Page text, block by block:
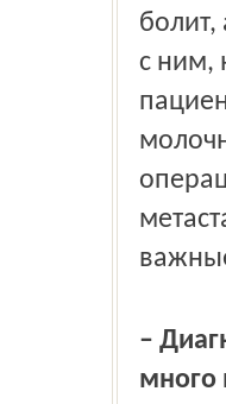
болит,
с ним,
–
много